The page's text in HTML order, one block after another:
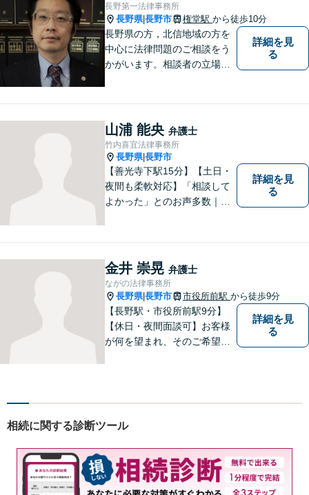
長野第一法律事務所
長野県|長野市 権堂駅 から徒歩10分
長野県の方，北信地域の方を
中心に法律問題のご相談をう
かがいます。相談者の立場を
詳細を見
る
山浦 能央 弁護士
竹内喜宜法律事務所
長野県|長野市
【善光寺下駅15分】【土日・
夜間も柔軟対応】「相談して
よかった」とのお声多数｜交
士が親身にサポートします。
どんな小さなお悩みでも、ま
ずはお気軽にご相談くださ
い。【完全個室で相談】
詳細を見
る
金井 崇晃 弁護士
ながの法律事務所
長野県|長野市 市役所前駅 から徒歩9分
【長野駅・市役所前駅9分】
【休日・夜間面談可】お客様
が何を望まれ、そのご希望を
合っています。 できる限り負
解決を目指すことを信条とし
ています。
詳細を見
る
相続に関する診断ツール